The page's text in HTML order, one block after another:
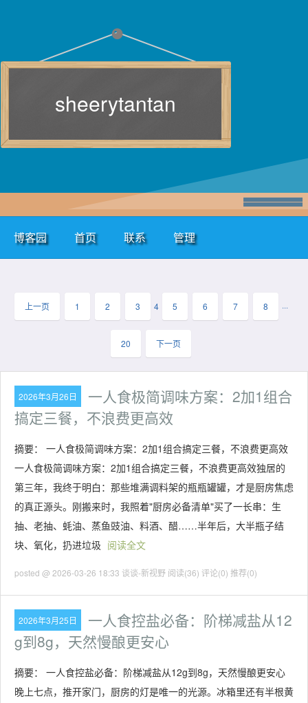
sheerytantan
博客园 首页 联系 管理
上一页 1 2 3 4 5 6 7 8 ···
20 下一页
2026年3月26日
一人食极简调味方案：2加1组合
搞定三餐，不浪费更高效
摘要： 一人食极简调味方案：2加1组合搞定三餐，不浪费更高效
一人食极简调味方案：2加1组合搞定三餐，不浪费更高效独居的
第三年，我终于明白：那些堆满调料架的瓶瓶罐罐，才是厨房焦虑
的真正源头。刚搬来时，我照着"厨房必备清单"买了一长串：生
抽、老抽、蚝油、蒸鱼豉油、料酒、醋……半年后，大半瓶子结
块、氧化，扔进垃圾 阅读全文
posted @ 2026-03-26 18:33 谈谈-新视野 阅读(36) 评论(0) 推荐(0)
2026年3月25日
一人食控盐必备：阶梯减盐从12
g到8g，天然慢酿更安心
摘要： 一人食控盐必备：阶梯减盐从12g到8g，天然慢酿更安心
晚上七点，推开家门，厨房的灯是唯一的光源。冰箱里还有半根黄